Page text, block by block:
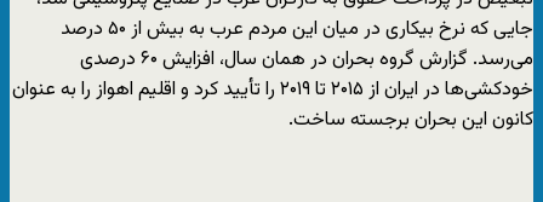
جایی که نرخ بیکاری در میان این مردم عرب به بیش از ۵۰ درصد
می‌رسد. گزارش گروه بحران در همان سال، افزایش ۶۰ درصدی
خودکشی‌ها در ایران از ۲۰۱۵ تا ۲۰۱۹ را تأیید کرد و اقلیم اهواز را به عنوان
کانون این بحران برجسته ساخت.